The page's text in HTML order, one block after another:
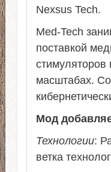
Nexsus Tech.
Med-Tech
поставкой
масштабах.
Мод
Технологии:
ветка